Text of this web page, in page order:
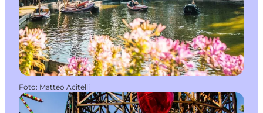
Foto: Matteo Acitelli